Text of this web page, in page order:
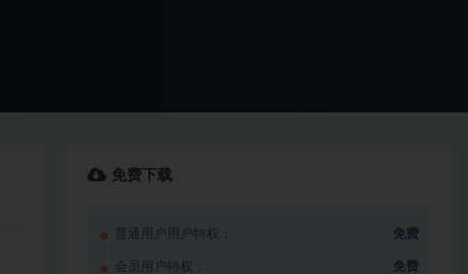
免费下载
普通用户用户特权： 免费
会员用户特权： 免费